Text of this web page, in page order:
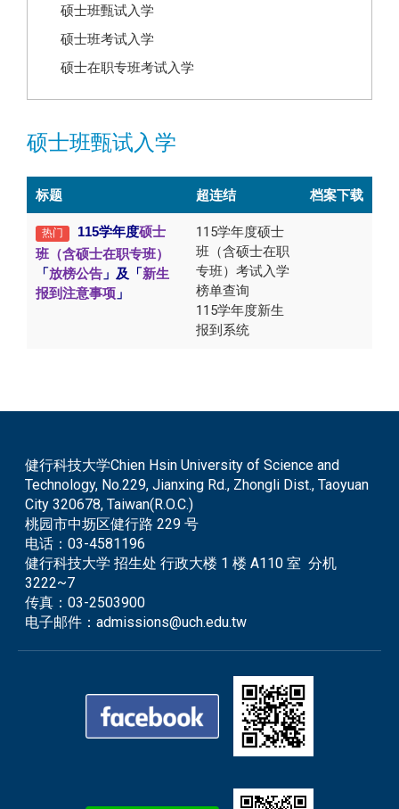
硕士班甄试入学
硕士班考试入学
硕士在职专班考试入学
硕士班甄试入学
标题 超连结 档案下载
热门 115学年度硕士
班（含硕士在职专班）
「放榜公告 」及「新生
报到注意事项 」
115学年度硕士
班（含硕士在职
专班）考试入学
榜单查询
115学年度新生
报到系统
健行科技大学Chien Hsin University of Science and
Technology, No.229, Jianxing Rd., Zhongli Dist., Taoyuan
City 320678, Taiwan(R.O.C.)
桃园市中坜区健行路 229 号
电话：03-4581196
健行科技大学 招生处 行政大楼 1 楼 A110 室 分机
3222~7
传真：03-2503900
电子邮件：admissions@uch.edu.tw